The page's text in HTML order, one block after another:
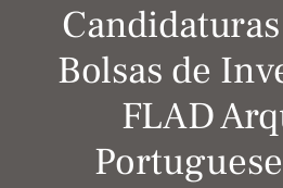
Bolsas de
FLAD